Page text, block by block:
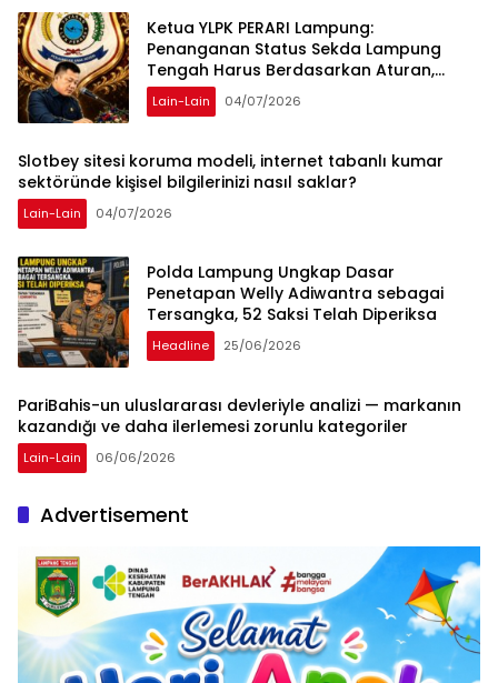
Ketua YLPK PERARI Lampung:
Penanganan Status Sekda Lampung
Tengah Harus Berdasarkan Aturan,
Bukan Tekanan Opini
Lain-Lain 04/07/2026
Slotbey sitesi koruma modeli, internet tabanlı kumar
sektöründe kişisel bilgilerinizi nasıl saklar?
Lain-Lain 04/07/2026
Polda Lampung Ungkap Dasar
Penetapan Welly Adiwantra sebagai
Tersangka, 52 Saksi Telah Diperiksa
Headline 25/06/2026
PariBahis-un uluslararası devleriyle analizi — markanın
kazandığı ve daha ilerlemesi zorunlu kategoriler
Lain-Lain 06/06/2026
Advertisement